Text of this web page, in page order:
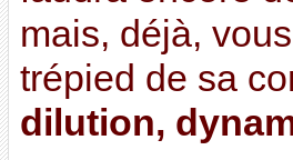
mais, déjà,
trépied de sa
dilution,